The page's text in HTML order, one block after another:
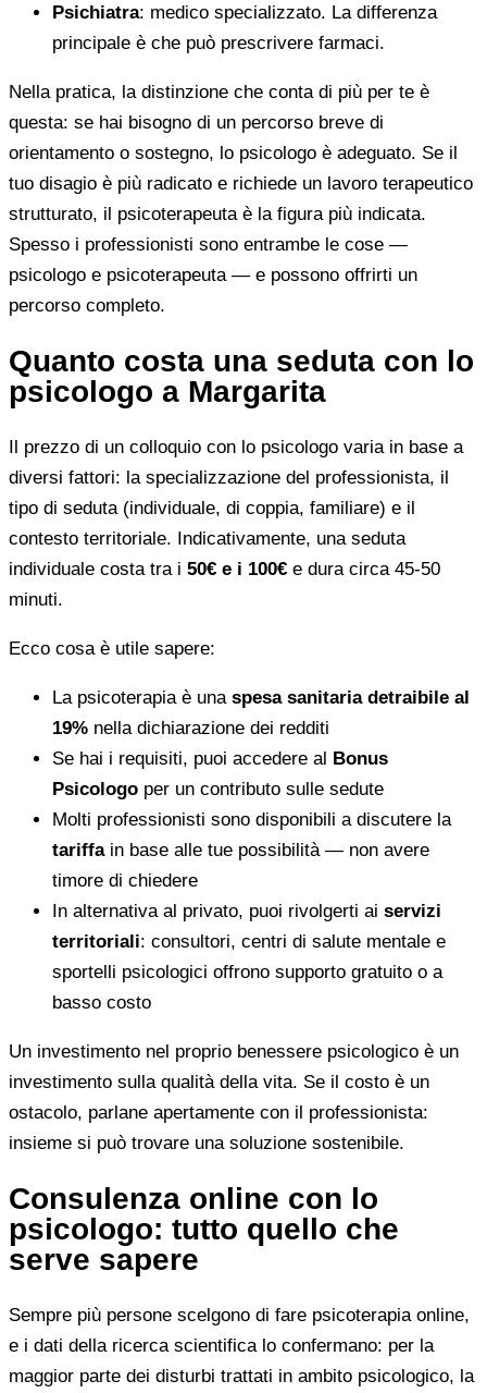
Psichiatra: medico specializzato. La differenza
principale è che può prescrivere farmaci.
Nella pratica, la distinzione che conta di più per te è
questa: se hai bisogno di un percorso breve di
orientamento o sostegno, lo psicologo è adeguato. Se il
tuo disagio è più radicato e richiede un lavoro terapeutico
strutturato, il psicoterapeuta è la figura più indicata.
Spesso i professionisti sono entrambe le cose —
psicologo e psicoterapeuta — e possono offrirti un
percorso completo.
Quanto costa una seduta con lo
psicologo a Margarita
Il prezzo di un colloquio con lo psicologo varia in base a
diversi fattori: la specializzazione del professionista, il
tipo di seduta (individuale, di coppia, familiare) e il
contesto territoriale. Indicativamente, una seduta
individuale costa tra i 50€ e i 100€ e dura circa 45-50
minuti.
Ecco cosa è utile sapere:
La psicoterapia è una spesa sanitaria detraibile al
19% nella dichiarazione dei redditi
Se hai i requisiti, puoi accedere al Bonus
Psicologo per un contributo sulle sedute
Molti professionisti sono disponibili a discutere la
tariffain base alle tue possibilità — non avere
timore di chiedere
In alternativa al privato, puoi rivolgerti ai servizi
territoriali: consultori, centri di salute mentale e
sportelli psicologici offrono supporto gratuito o a
basso costo
Un investimento nel proprio benessere psicologico è un
investimento sulla qualità della vita. Se il costo è un
ostacolo, parlane apertamente con il professionista:
insieme si può trovare una soluzione sostenibile.
Consulenza online con lo
psicologo: tutto quello che
serve sapere
Sempre più persone scelgono di fare psicoterapia online,
e i dati della ricerca scientifica lo confermano: per la
maggior parte dei disturbi trattati in ambito psicologico, la